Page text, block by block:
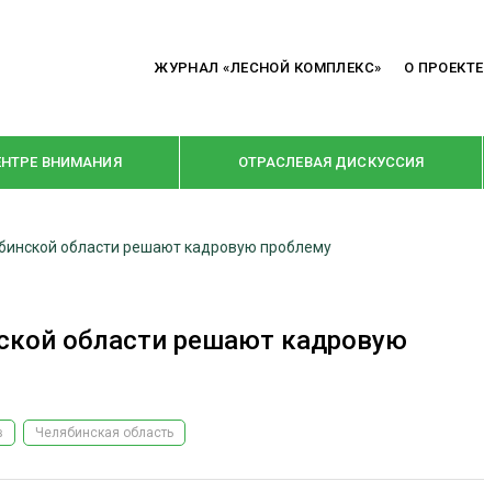
ЖУРНАЛ «ЛЕСНОЙ КОМПЛЕКС» О ПРОЕКТЕ
ВНИМАНИЯ ОТРАСЛЕВАЯ ДИСКУССИЯ
РУБРИКИ
КРУПНЫМ ПЛАНОМ
области решают кадровую проблему
области решают кадровую
Челябинская область